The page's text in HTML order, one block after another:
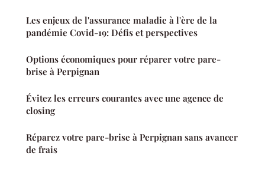
Les enjeux de l'assurance maladie à l'ère de la
pandémie Covid-19: Défis et perspectives
Options économiques pour réparer votre pare-
brise à Perpignan
Évitez les erreurs courantes avec une agence de
closing
Réparez votre pare-brise à Perpignan sans avancer
de frais